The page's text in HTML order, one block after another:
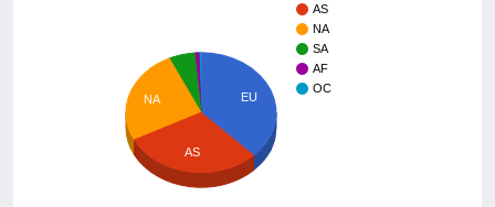
AS
NA
SA
AF
OC
EU
NA
AS